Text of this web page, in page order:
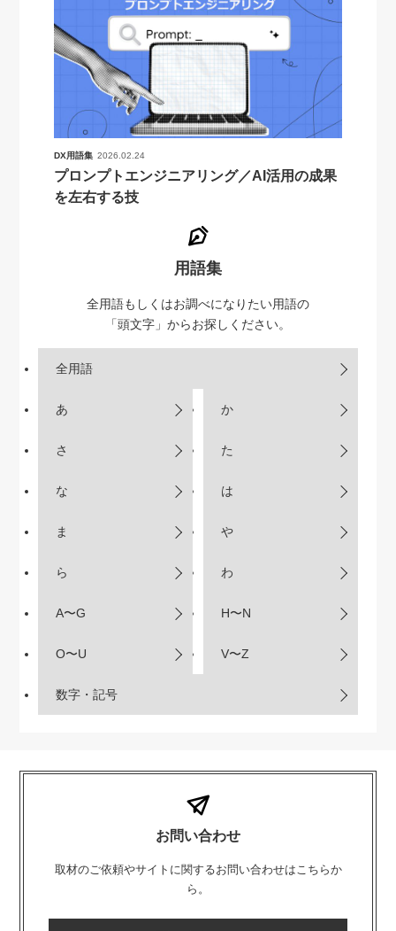
DX用語集 2026.02.24
プロンプトエンジニアリング／AI活用の成果
を左右する技
用語集
全用語もしくはお調べになりたい用語の
「頭文字」からお探しください。
全用語
あ か
さ た
な は
ま や
ら わ
A〜G H〜N
O〜U V〜Z
数字・記号
お問い合わせ
取材のご依頼やサイトに関するお問い合わせはこちらか
ら。